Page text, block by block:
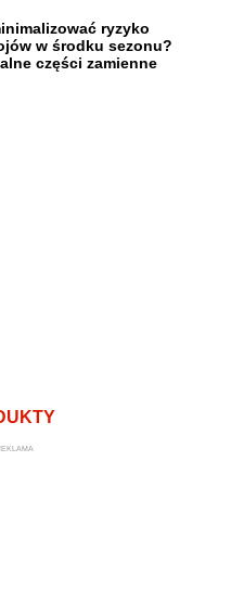
ryzyko
w środku sezonu?
części zamienne